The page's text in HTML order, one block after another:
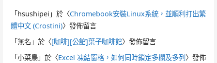
「 hsushipei 」於〈Chromebook安裝Linux系統，並順利打出繁
體中文 (Crostini)〉發佈留言
「無名 」於〈[咖啡][公館]葉子咖啡館〉發佈留言
「小菜鳥 」於〈Excel 凍結窗格，如何同時鎖定多欄及多列 〉發佈